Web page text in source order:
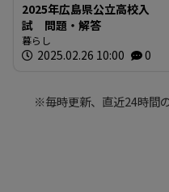
2025年広島県公立高校入
試 問題・解答
暮らし
2025.02.26 10:00 0
※毎時更新、直近24時間